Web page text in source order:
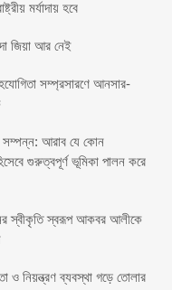
মর্যাদায় হবে
জিয়া আর নেই
সম্প্রসারণে আনসার-
সম্পন্ন: আরাব যে কোন
গুরুত্বপূর্ণ ভূমিকা পালন করে
স্বীকৃতি স্বরূপ আকবর আলীকে
নিয়ন্ত্রণ ব্যবস্থা গড়ে তোলার